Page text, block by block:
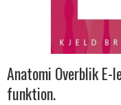
Anatomi Overblik E-
funktion.